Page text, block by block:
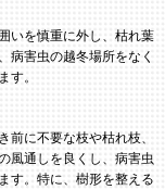
いを慎重に外し、枯れ葉
病害虫の越冬場所をなく
す。
前に不要な枝や枯れ枝、
風通しを良くし、病害虫
す。特に、樹形を整える